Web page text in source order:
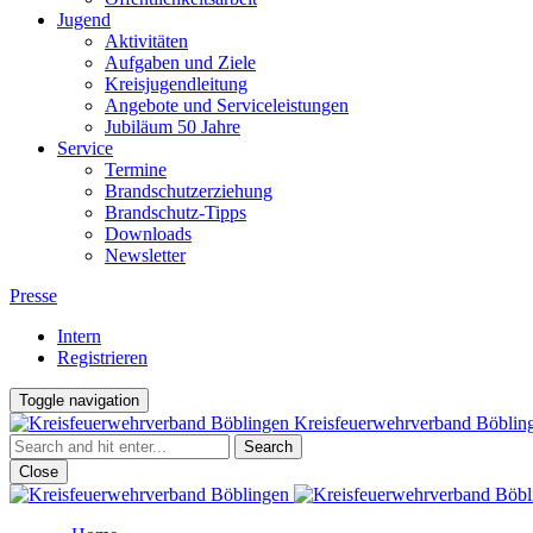
Jugend
Aktivitäten
Aufgaben und Ziele
Kreisjugendleitung
Angebote und Serviceleistungen
Jubiläum 50 Jahre
Service
Termine
Brandschutzerziehung
Brandschutz-Tipps
Downloads
Newsletter
Presse
Intern
Registrieren
Toggle navigation
Kreisfeuerwehrverband
Close